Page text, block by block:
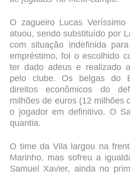
O zagueiro Lucas
atuou, sendo substituído por
com situação indefinida
empréstimo, foi o escolhido
ter dado adeus e realizado
pelo clube. Os belgas do
direitos econômicos do
milhões de euros (12 milhões
o jogador em definitivo. O
quantia.
O time da Vila largou na
Marinho, mas sofreu a
Samuel Xavier, ainda no